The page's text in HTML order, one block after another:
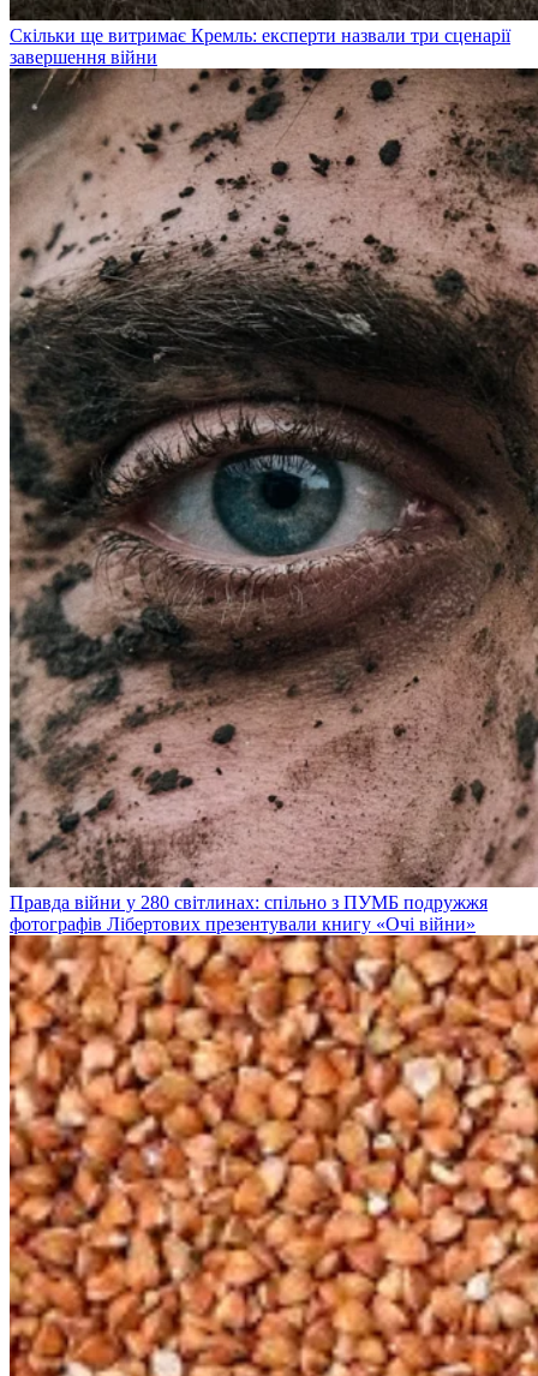
Скільки ще витримає Кремль: експерти назвали три сценарії
завершення війни
Правда війни у 280 світлинах: спільно з ПУМБ подружжя
фотографів Лібертових презентували книгу «Очі війни»